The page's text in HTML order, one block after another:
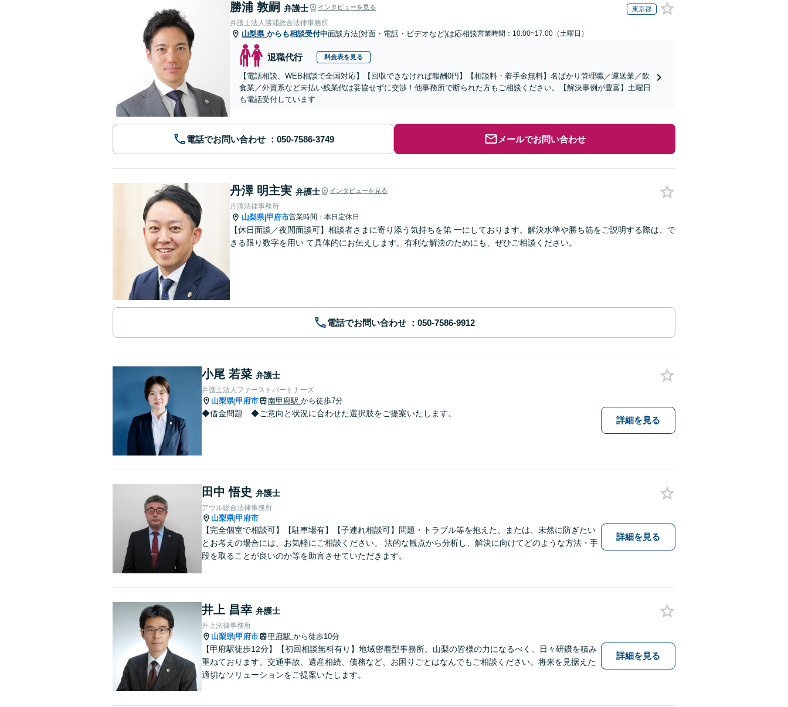
勝浦 敦嗣 弁護士 インタビューを見る 東京都
弁護士法人勝浦総合法律事務所
山梨県 からも相談受付中面談方法(対面・電話・ビデオなど)は応相談営業時間：10:00~17:00（土曜日）
退職代行 料金表を見る
【電話相談、WEB相談で全国対応】【回収できなければ報酬0円】【相談料・着手金無料】名ばかり管理職／運送業／飲
食業／外資系など未払い残業代は妥協せずに交渉！他事務所で断られた方もご相談ください。【解決事例が豊富】土曜日
も電話受付しています
電話でお問い合わせ メールでお問い合わせ
丹澤 明主実 弁護士 インタビューを見る
丹澤法律事務所
山梨県|甲府市営業時間：本日定休日
【休日面談／夜間面談可】相談者さまに寄り添う気持ちを第 一にしております。解決水準や勝ち筋をご説明する際は、で
きる限り数字を用い て具体的にお伝えします。有利な解決のためにも、ぜひご相談ください。
電話でお問い合わせ
小尾 若菜 弁護士
弁護士法人ファーストパートナーズ
山梨県|甲府市 南甲府駅 から徒歩7分
◆借金問題 ◆ご意向と状況に合わせた選択肢をご提案いたします。
詳細を見る
田中 悟史 弁護士
アウル総合法律事務所
山梨県|甲府市
【完全個室で相談可】【駐車場有】【子連れ相談可】問題・トラブル等を抱えた、または、未然に防ぎたい
とお考えの場合には、お気軽にご相談ください。 法的な観点から分析し、解決に向けてどのような方法・手
段を取ることが良いのか等を助言させていただきます。
詳細を見る
井上 昌幸 弁護士
井上法律事務所
山梨県|甲府市 甲府駅 から徒歩10分
【甲府駅徒歩12分】【初回相談無料有り】地域密着型事務所。山梨の皆様の力になるべく、日々研鑽を積み
重ねております。交通事故、遺産相続、債務など、お困りごとはなんでもご相談ください。将来を見据えた
適切なソリューションをご提案いたします。
詳細を見る